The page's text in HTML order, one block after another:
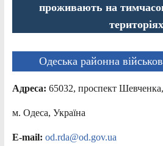
проживають на
територіях
Одеська районна
Адреса: 65032, проспект
м. Одеса, Україна
E-mail: od.rda@od.gov.ua